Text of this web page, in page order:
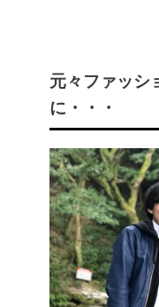
元々ファッシ
に・・・